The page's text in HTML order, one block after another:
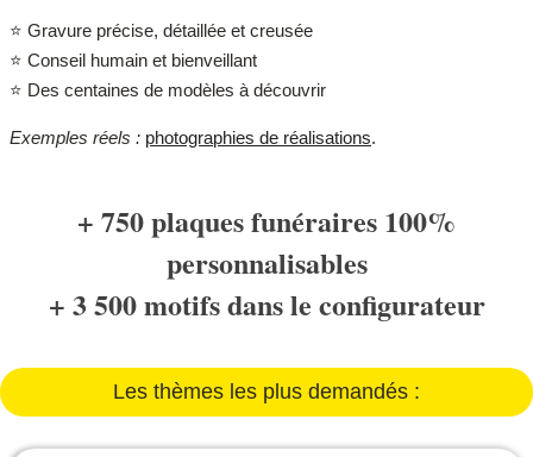
⭐ Gravure précise, détaillée et creusée
⭐ Conseil humain et bienveillant
⭐ Des centaines de modèles à découvrir
Exemples réels : photographies de réalisations.
+ 750 plaques funéraires 100%
personnalisables
+ 3 500 motifs dans le configurateur
Les thèmes les plus demandés :